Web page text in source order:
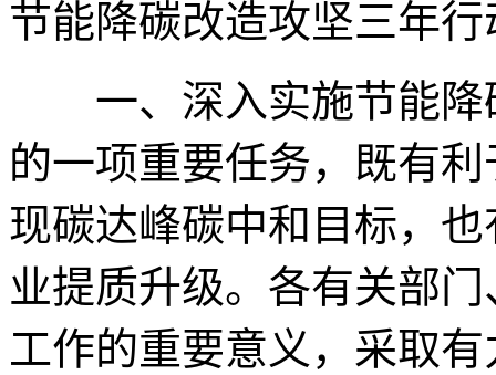
节能降碳改造攻坚三年
一、深入实施节能降
的一项重要任务，既有
现碳达峰碳中和目标，
业提质升级。各有关部
工作的重要意义，采取